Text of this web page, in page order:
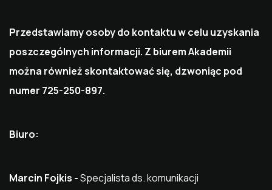
Przedstawiamy osoby do kontaktu w celu uzyskania
poszczególnych informacji. Z biurem Akademii
można również skontaktować się, dzwoniąc pod
numer 725-250-897.
Biuro:
Marcin Fojkis -Specjalista ds. komunikacji